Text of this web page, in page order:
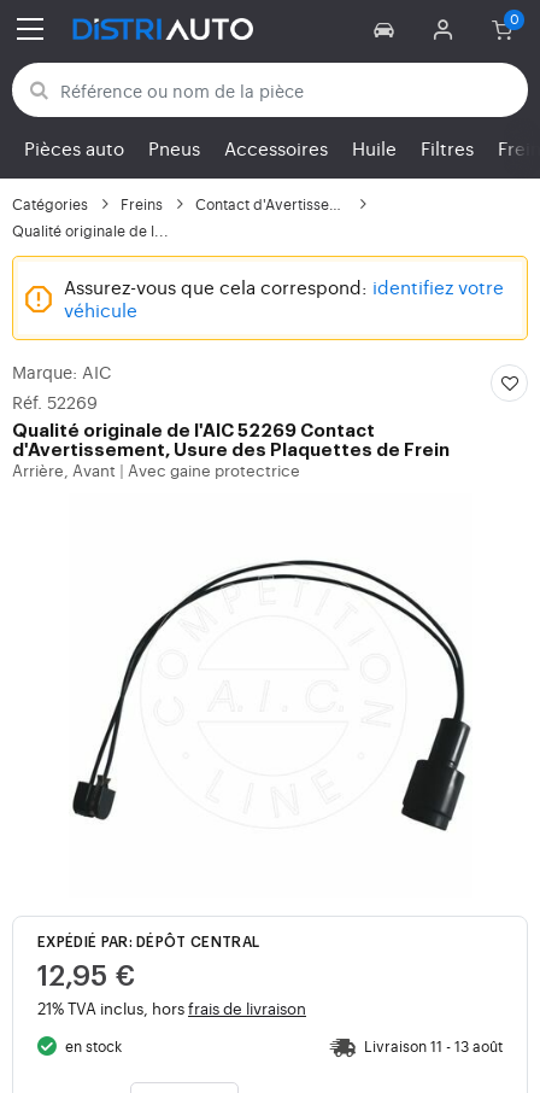
Retour aux catégories
Pièces auto Pneus Accessoires Huile Filtres
Catégories Freins
Qualité originale de l...
Assurez-vous que cela correspond: identifiez votre
véhicule
Marque: AIC
Réf. 52269
Qualité originale de l'AIC 52269 Contact
d'Avertissement, Usure des Plaquettes de Frein
Arrière, Avant Avec gaine protectrice
EXPÉDIÉ PAR: DÉPÔT CENTRAL
12,95 €
21% TVA inclus, horsfrais de livraison
en stock Livraison 11 - 13 août